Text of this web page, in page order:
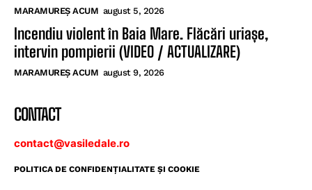
MARAMUREȘ ACUM august 5, 2026
Incendiu violent în Baia Mare. Flăcări uriașe,
intervin pompierii (VIDEO / ACTUALIZARE)
MARAMUREȘ ACUM august 9, 2026
CONTACT
contact@vasiledale.ro
POLITICA DE CONFIDENŢIALITATE ŞI COOKIE